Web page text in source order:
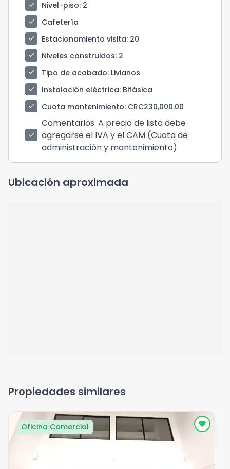
check Nivel-piso: 2
check
Cafetería
check
Estacionamiento visita: 20
check
Niveles construidos: 2
check
Tipo de acabado: Livianos
check
Instalación eléctrica: Bifásica
check
Cuota mantenimiento: CRC230,000.00
check
Comentarios: A precio de lista debe
agregarse el IVA y el CAM (Cuota de
administración y mantenimiento)
Ubicación aproximada
Propiedades similares
Oficina Comercial